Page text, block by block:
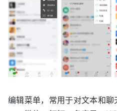
编辑菜单，常用于对文本和聊